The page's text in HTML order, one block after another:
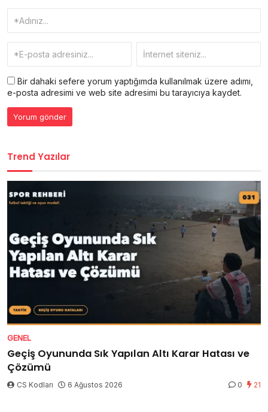
Bir dahaki sefere yorum yaptığımda kullanılmak üzere adımı,
e-posta adresimi ve web site adresimi bu tarayıcıya kaydet.
Trend Yazılar
GENEL
Geçiş Oyununda Sık Yapılan Altı Karar Hatası ve
Çözümü
CS Kodları 6 Ağustos 2026 0 21